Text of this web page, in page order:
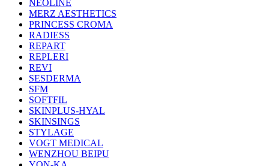
NEOLINE
MERZ AESTHETICS
PRINCESS CROMA
RADIESS
REPART
REPLERI
REVI
SESDERMA
SFM
SOFTFIL
SKINPLUS-HYAL
SKINSINGS
STYLAGE
VOGT MEDICAL
WENZHOU BEIPU